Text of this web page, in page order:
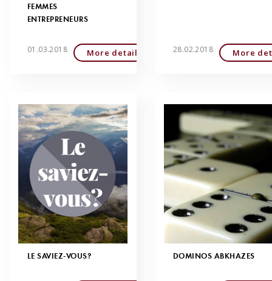
FEMMES
ENTREPRENEURS
01.03.2018 More detailed 28.02.2018 More
LE SAVIEZ-VOUS? DOMINOS ABKHAZES